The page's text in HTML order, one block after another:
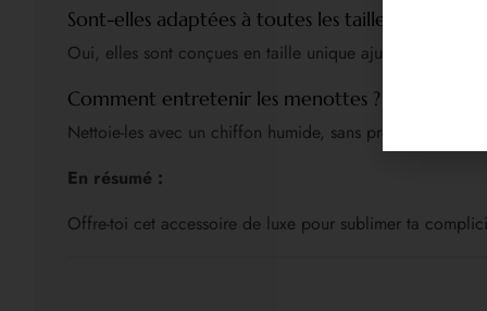
Sont-elles adaptées à toutes les tailles de
Oui, elles sont conçues en taille unique ajustable pour
Comment entretenir les menottes ?
Nettoie-les avec un chiffon humide, sans produits
En résumé :
Offre-toi cet accessoire de luxe pour sublimer ta